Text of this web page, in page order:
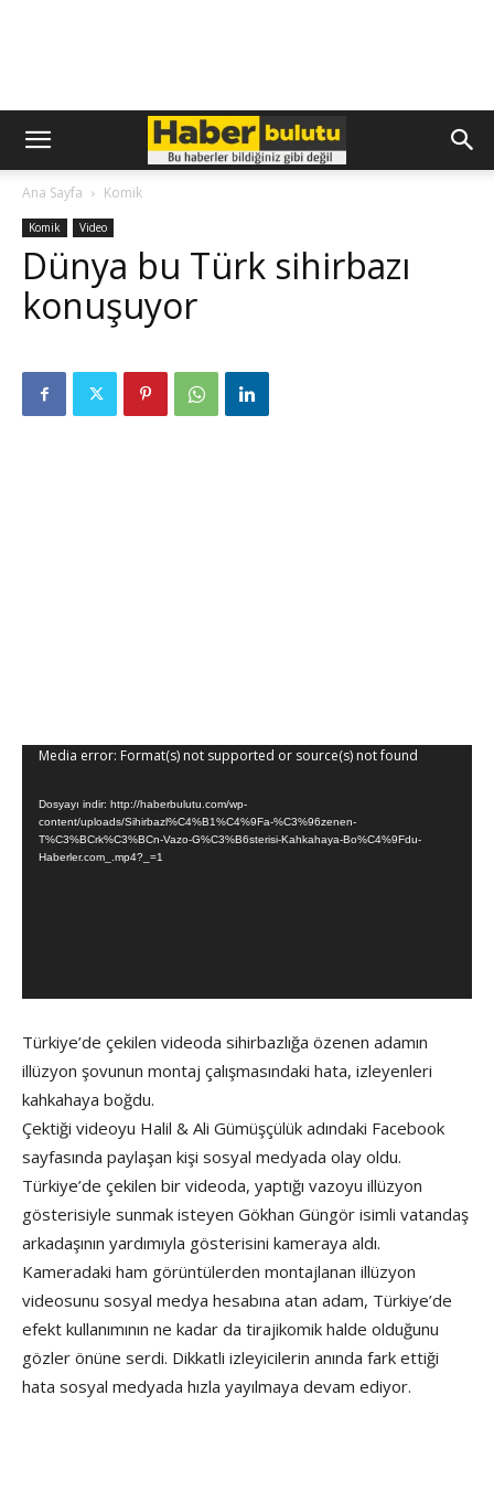
Ana Sayfa Komik
Komik Video
Dünya bu Türk sihirbazı
konuşuyor
Video
Media error: Format(s) not supported or source(s) not found
Dosyayı indir: http://haberbulutu.com/wp-
content/uploads/Sihirbazl%C4%B1%C4%9Fa-%C3%96zenen-
T%C3%BCrk%C3%BCn-Vazo-G%C3%B6sterisi-Kahkahaya-Bo%C4%9Fdu-
Haberler.com_.mp4?_=1
Türkiye’de çekilen videoda sihirbazlığa özenen adamın
illüzyon şovunun montaj çalışmasındaki hata, izleyenleri
kahkahaya boğdu.
Çektiği videoyu Halil & Ali Gümüşçülük adındaki Facebook
sayfasında paylaşan kişi sosyal medyada olay oldu.
Türkiye’de çekilen bir videoda, yaptığı vazoyu illüzyon
gösterisiyle sunmak isteyen Gökhan Güngör isimli vatandaş
arkadaşının yardımıyla gösterisini kameraya aldı.
Kameradaki ham görüntülerden montajlanan illüzyon
videosunu sosyal medya hesabına atan adam, Türkiye’de
efekt kullanımının ne kadar da tirajikomik halde olduğunu
gözler önüne serdi. Dikkatli izleyicilerin anında fark ettiği
hata sosyal medyada hızla yayılmaya devam ediyor.